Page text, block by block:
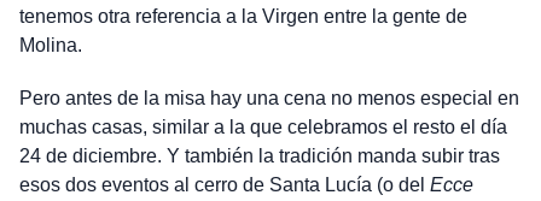
tenemos otra referencia a la Virgen entre la gente de
Molina.
Pero antes de la misa hay una cena no menos especial en
muchas casas, similar a la que celebramos el resto el día
24 de diciembre. Y también la tradición manda subir tras
esos dos eventos al cerro de Santa Lucía (o del Ecce